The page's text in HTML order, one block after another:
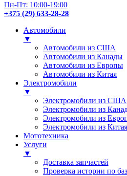
Пн-Пт: 10:00-19:00
+375 (29) 633-28-28
Автомобили
▼
Автомобили из США
Автомобили из Канады
Автомобили из Европы
Автомобили из Китая
Электромобили
▼
Электромобили из США
Электромобили из
Электромобили из
Электромобили из Китая
Мототехника
Услуги
▼
Доставка запчастей
Проверка истории по